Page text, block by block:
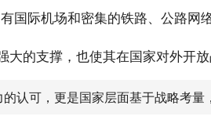
国际机场和密集的铁路、公路网
的支撑，也使其在国家对外开放
认可，更是国家层面基于战略考量